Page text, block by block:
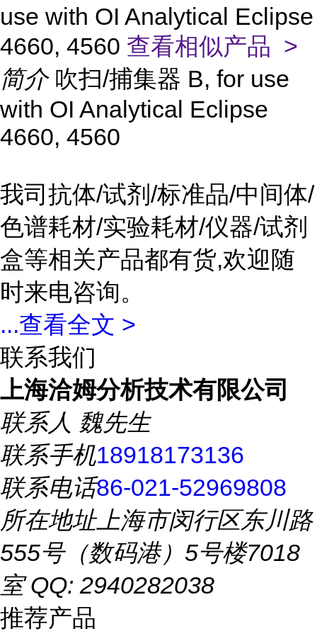
use with OI Analytical Eclipse
4660, 4560 查看相似产品 >
简介 吹扫/捕集器 B, for use
with OI Analytical Eclipse
4660, 4560
我司抗体/试剂/标准品/中间体/
色谱耗材/实验耗材/仪器/试剂
盒等相关产品都有货,欢迎随
时来电咨询。
...查看全文 >
联系我们
上海洽姆分析技术有限公司
联系人 魏先生
联系手机18918173136
联系电话86-021-52969808
所在地址上海市闵行区东川路
555号（数码港）5号楼7018
室 QQ: 2940282038
推荐产品